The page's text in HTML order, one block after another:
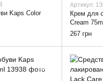
Kaps Color
Артикул:
Крем для
Cream
267 грн